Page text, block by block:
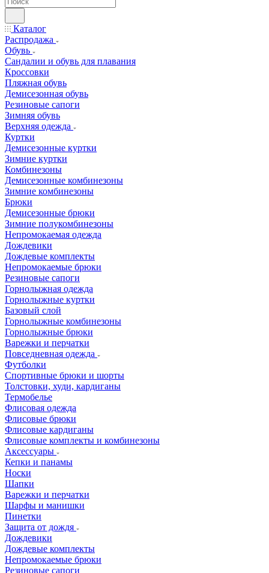
Каталог
Распродажа
Обувь
Сандалии и обувь для плавания
Кроссовки
Пляжная обувь
Демисезонная обувь
Резиновые сапоги
Зимняя обувь
Верхняя одежда
Куртки
Демисезонные куртки
Зимние куртки
Комбинезоны
Демисезонные комбинезоны
Зимние комбинезоны
Брюки
Демисезонные брюки
Зимние полукомбинезоны
Непромокаемая одежда
Дождевики
Дождевые комплекты
Непромокаемые брюки
Резиновые сапоги
Горнолыжная одежда
Горнолыжные куртки
Базовый слой
Горнолыжные комбинезоны
Горнолыжные брюки
Варежки и перчатки
Повседневная одежда
Футболки
Спортивные брюки и шорты
Толстовки, худи, кардиганы
Термобелье
Флисовая одежда
Флисовые брюки
Флисовые кардиганы
Флисовые комплекты и комбинезоны
Аксессуары
Кепки и панамы
Носки
Шапки
Варежки и перчатки
Шарфы и манишки
Пинетки
Защита от дождя
Дождевики
Дождевые комплекты
Непромокаемые брюки
Резиновые сапоги